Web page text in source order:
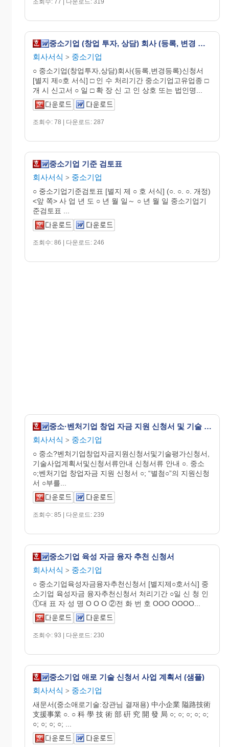
조회수: 77 | 다운로드: 319
중소기업 (창업 투자, 상담) 회사 (등록, 변경 등록) 신청서
회사서식 > 중소기업
○ 중소기업(창업투자,상담)회사(등록,변경등록)신청서
[별지 제○호 서식] □ 인 수 처리기간 중소기업고유업종 □
개 시 신고서 ○ 일 □ 확 장 신 고 인 상호 또는 법인명...
조회수: 78 | 다운로드: 287
중소기업 기준 검토표
회사서식 > 중소기업
○ 중소기업기준검토표 [별지 제 ○ 호 서식] (○. ○. ○. 개정)
<앞 쪽> 사 업 년 도 ○ 년 월 일～ ○ 년 월 일 중소기업기
준검토표 ...
조회수: 86 | 다운로드: 246
중소·벤처기업 창업 자금 지원 신청서 및 기술 평가 신청서, 기술 사업 계획서 및 신청 서류 안내
회사서식 > 중소기업
○ 중소?벤처기업창업자금지원신청서및기술평가신청서,
기술사업계획서및신청서류안내 신청서류 안내 ○. 중소
○;벤처기업 창업자금 지원 신청서 ○; “별첨○”의 지원신청
서 ○부를...
조회수: 85 | 다운로드: 239
중소기업 육성 자금 융자 추천 신청서
회사서식 > 중소기업
○ 중소기업육성자금융자추천신청서 [별지제○호서식] 중
소기업 육성자금 융자추천신청서 처리기간 ○일 신 청 인
①대 표 자 성 명 O O O ②전 화 번 호 OOO OOOO...
조회수: 93 | 다운로드: 230
중소기업 애로 기술 신청서 사업 계획서 (샘플)
회사서식 > 중소기업
새문서(중소애로기술:장관님 결재용) 中小企業 隘路技術
支援事業 ○. ○ 科 學 技 術 部 硏 究 開 發 局 ○; ○; ○; ○; ○;
○; ○; ○; ○; ...